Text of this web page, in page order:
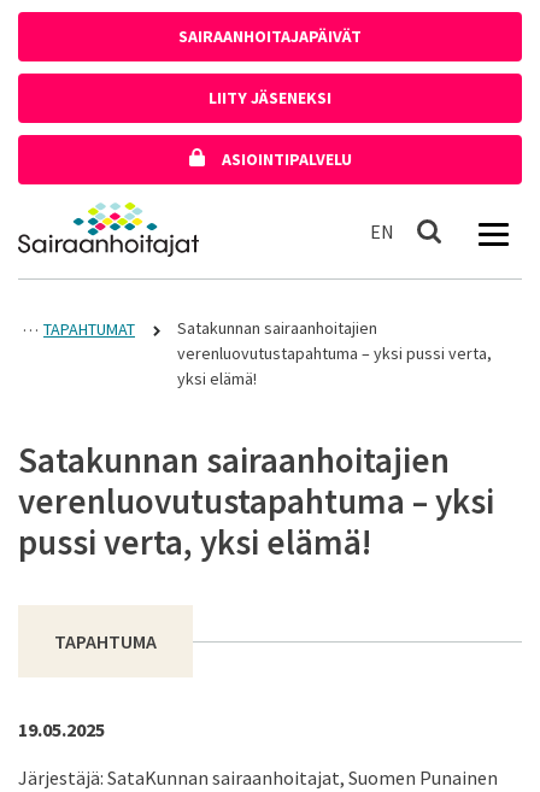
SAIRAANHOITAJAPÄIVÄT
LIITY JÄSENEKSI
ASIOINTIPALVELU
Etusivulle
EN In English
Haku
TAPAHTUMAT
Satakunnan sairaanhoitajien
verenluovutustapahtuma – yksi pussi verta,
yksi elämä!
Satakunnan sairaanhoitajien
verenluovutustapahtuma – yksi
pussi verta, yksi elämä!
TAPAHTUMA
19.05.2025
Järjestäjä: SataKunnan sairaanhoitajat, Suomen Punainen